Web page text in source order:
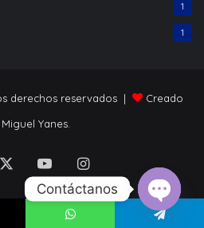
1
1
derechos reservados |
Creado
Yanes.
YouTubeInstagram
Contáctanos
Open